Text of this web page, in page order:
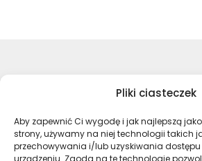
Pliki ciasteczek
Aby zapewnić Ci wygodę i jak najlepszą
strony, używamy na niej technologii takich
przechowywania i/lub uzyskiwania
urządzeniu. Zgoda na te technologie
Wykonanie:nFinity.pl
Deklaracja
Polityka prywatności